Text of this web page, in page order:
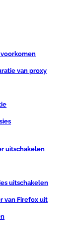
van proxy
uitschakelen
uitschakelen
van Firefox uit